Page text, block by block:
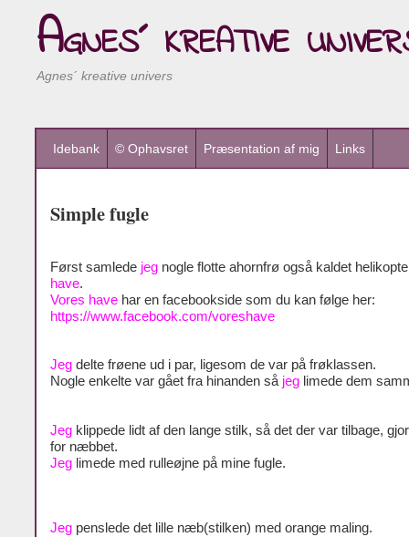
Agnes´ kreative
Agnes´ kreative univers
Idebank © Ophavsret Præsentation af mig Links
Simple fugle
Først samlede jeg nogle flotte ahornfrø også kaldet
have.
Vores have har en facebookside som du kan følge her:
https://www.facebook.com/voreshave
Jeg delte frøene ud i par, ligesom de var på frøklassen.
Nogle enkelte var gået fra hinanden så jeg limede dem
Jeg klippede lidt af den lange stilk, så det der var tilbage,
for næbbet.
Jeg limede med rulleøjne på mine fugle.
Jeg penslede det lille næb(stilken) med orange maling.